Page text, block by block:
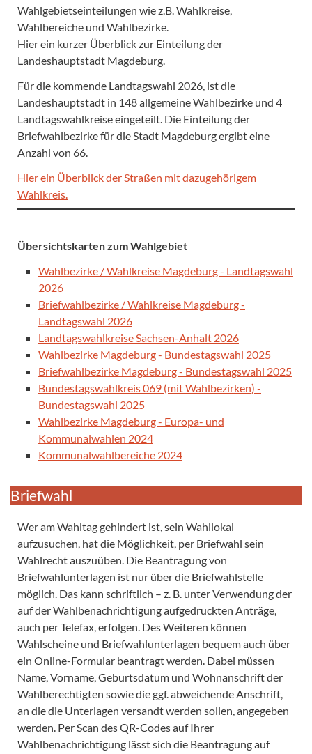
Wahlgebietseinteilungen wie z.B. Wahlkreise,
Wahlbereiche und Wahlbezirke.
Hier ein kurzer Überblick zur Einteilung der
Landeshauptstadt Magdeburg.
Für die kommende Landtagswahl 2026, ist die
Landeshauptstadt in 148 allgemeine Wahlbezirke und 4
Landtagswahlkreise eingeteilt. Die Einteilung der
Briefwahlbezirke für die Stadt Magdeburg ergibt eine
Anzahl von 66.
Hier ein Überblick der Straßen mit dazugehörigem
Wahlkreis.
Übersichtskarten zum Wahlgebiet
Wahlbezirke / Wahlkreise Magdeburg - Landtagswahl
2026
Briefwahlbezirke / Wahlkreise Magdeburg -
Landtagswahl 2026
Landtagswahlkreise Sachsen-Anhalt 2026
Wahlbezirke Magdeburg - Bundestagswahl 2025
Briefwahlbezirke Magdeburg - Bundestagswahl 2025
Bundestagswahlkreis 069 (mit Wahlbezirken) -
Bundestagswahl 2025
Wahlbezirke Magdeburg - Europa- und
Kommunalwahlen 2024
Kommunalwahlbereiche 2024
Briefwahl
Wer am Wahltag gehindert ist, sein Wahllokal
aufzusuchen, hat die Möglichkeit, per Briefwahl sein
Wahlrecht auszuüben. Die Beantragung von
Briefwahlunterlagen ist nur über die Briefwahlstelle
möglich. Das kann schriftlich – z. B. unter Verwendung der
auf der Wahlbenachrichtigung aufgedruckten Anträge,
auch per Telefax, erfolgen. Des Weiteren können
Wahlscheine und Briefwahlunterlagen bequem auch über
ein Online-Formular beantragt werden. Dabei müssen
Name, Vorname, Geburtsdatum und Wohnanschrift der
Wahlberechtigten sowie die ggf. abweichende Anschrift,
an die die Unterlagen versandt werden sollen, angegeben
werden. Per Scan des QR-Codes auf Ihrer
Wahlbenachrichtigung lässt sich die Beantragung auf